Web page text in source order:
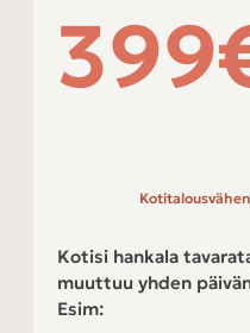
399
Kotisi hankala
muuttuu yhden
Esim: